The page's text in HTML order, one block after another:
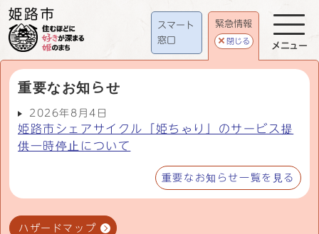
スマート
窓口
緊急情報
閉じる
重要なお知らせ
2026年8月4日
姫路市シェアサイクル「姫ちゃり」のサービス提
供一時停止について
重要なお知らせ一覧を見る
ハザードマップ
メニュー